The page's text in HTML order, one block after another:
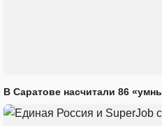
В Саратове насчитали 86